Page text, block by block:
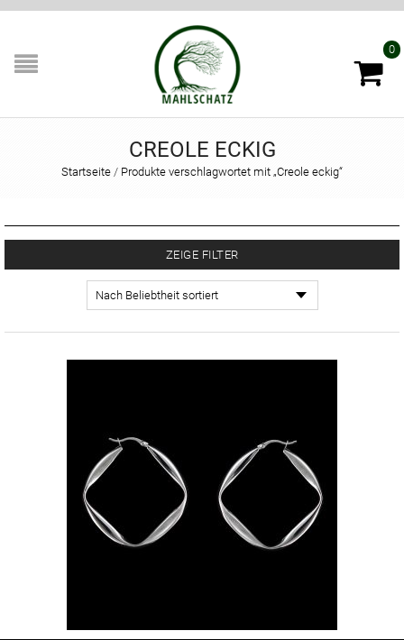
0
CREOLE ECKIG
Startseite / Produkte verschlagwortet mit „Creole eckig“
ZEIGE FILTER